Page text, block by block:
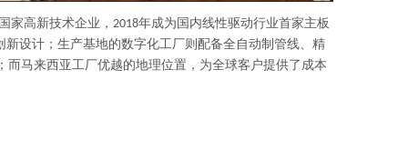
高新技术企业，2018年成为国内线性驱动行业首家主板
新设计；生产基地的数字化工厂则配备全自动制管线、精
马来西亚工厂优越的地理位置，为全球客户提供了成本